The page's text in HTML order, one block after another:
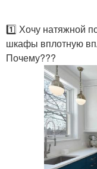
1️⃣ Хочу натяжной
шкафы вплотную
Почему???